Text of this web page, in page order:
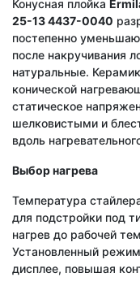
Конусная плойка
25-13 4437-0040
постепенно
после накручивания
натуральные.
конической
статическое
шелковистыми и
вдоль
Выбор нагрева
Температура
для подстройки под
нагрев до рабочей
Установленный
дисплее, повышая